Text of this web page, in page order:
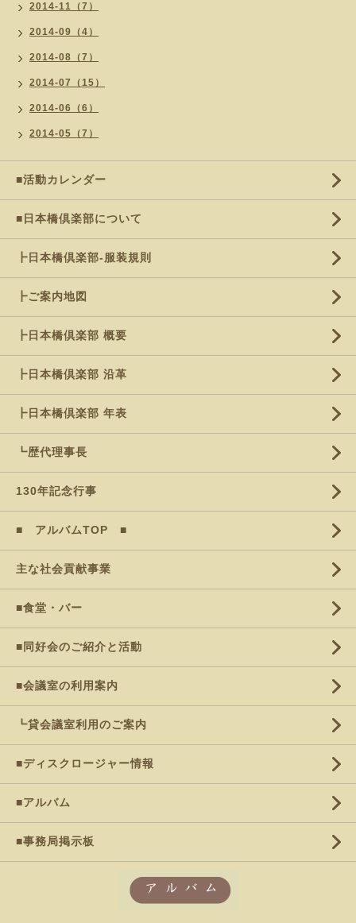
2014-11（7）
2014-09（4）
2014-08（7）
2014-07（15）
2014-06（6）
2014-05（7）
■活動カレンダー
■日本橋倶楽部について
┣日本橋倶楽部-服装規則
┣ご案内地図
┣日本橋倶楽部 概要
┣日本橋倶楽部 沿革
┣日本橋倶楽部 年表
┗歴代理事長
130年記念行事
■ アルバムTOP ■
主な社会貢献事業
■食堂・バー
■同好会のご紹介と活動
■会議室の利用案内
┗貸会議室利用のご案内
■ディスクロージャー情報
■アルバム
■事務局掲示板